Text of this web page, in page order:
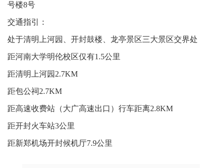
号楼8号
交通指引：
处于清明上河园、开封鼓楼、龙亭景区三大景区交界处
距河南大学明伦校区仅有1.5公里
距清明上河园2.7KM
距包公祠2.7KM
距高速收费站（大广高速出口）行车距离2.8KM
距开封火车站3公里
距新郑机场开封候机厅7.9公里